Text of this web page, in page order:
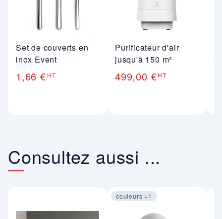
Set de couverts en
inox Event
1,66 € HT
Purificateur d'air
jusqu'à 150 m²
499,00 €HT
Consultez aussi ...
couleurs +1
Image 1 sur 2